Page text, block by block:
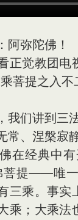
弥陀佛！
觉教团电
乘菩提之入
们讲到三法
常、涅槃寂
在经典中
菩提——唯
三乘。事实
乘；大乘法